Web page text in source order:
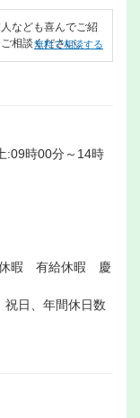
なども喜んでご紹
相談ください。
無料で相談する
:09時00分～14時
暇 有給休暇 慶
祝日、年間休日数